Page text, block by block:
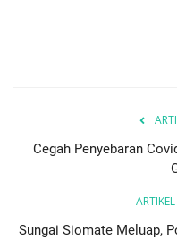
Cegah Penyebaran
Sungai Siomate Meluap,